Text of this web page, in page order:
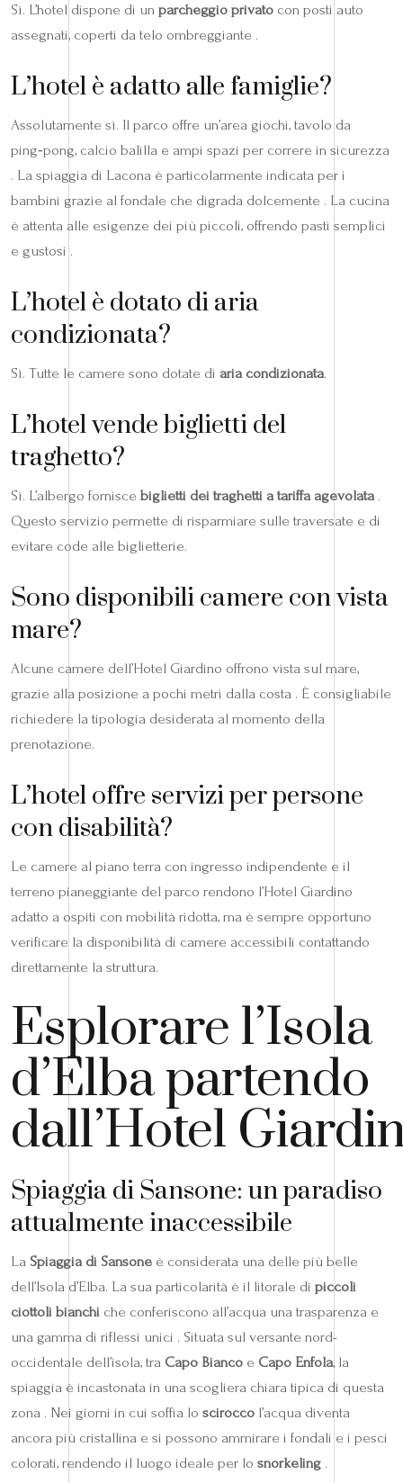
Sì. L’hotel dispone di un parcheggio privato con posti auto
assegnati, coperti da telo ombreggiante .
L’hotel è adatto alle famiglie?
Assolutamente sì. Il parco offre un’area giochi, tavolo da
ping‑pong, calcio balilla e ampi spazi per correre in sicurezza
. La spiaggia di Lacona è particolarmente indicata per i
bambini grazie al fondale che digrada dolcemente . La cucina
è attenta alle esigenze dei più piccoli, offrendo pasti semplici
e gustosi .
L’hotel è dotato di aria
condizionata?
Sì. Tutte le camere sono dotate di aria condizionata.
L’hotel vende biglietti del
traghetto?
Sì. L’albergo fornisce biglietti dei traghetti a tariffa agevolata.
Questo servizio permette di risparmiare sulle traversate e di
evitare code alle biglietterie.
Sono disponibili camere con vista
mare?
Alcune camere dell’Hotel Giardino offrono vista sul mare,
grazie alla posizione a pochi metri dalla costa . È consigliabile
richiedere la tipologia desiderata al momento della
prenotazione.
L’hotel offre servizi per persone
con disabilità?
Le camere al piano terra con ingresso indipendente e il
terreno pianeggiante del parco rendono l’Hotel Giardino
adatto a ospiti con mobilità ridotta, ma è sempre opportuno
verificare la disponibilità di camere accessibili contattando
direttamente la struttura.
Esplorare l’Isola
d’Elba partendo
dall’Hotel
Spiaggia di Sansone: un paradiso
attualmente inaccessibile
La Spiaggia di Sansone è considerata una delle più belle
dell’Isola d’Elba. La sua particolarità è il litorale di piccoli
ciottoli bianchi che conferiscono all’acqua una trasparenza e
una gamma di riflessi unici . Situata sul versante nord-
occidentale dell’isola, tra Capo Bianco e Capo Enfola, la
spiaggia è incastonata in una scogliera chiara tipica di questa
zona . Nei giorni in cui soffia lo scirocco l’acqua diventa
ancora più cristallina e si possono ammirare i fondali e i pesci
colorati, rendendo il luogo ideale per lo snorkeling .